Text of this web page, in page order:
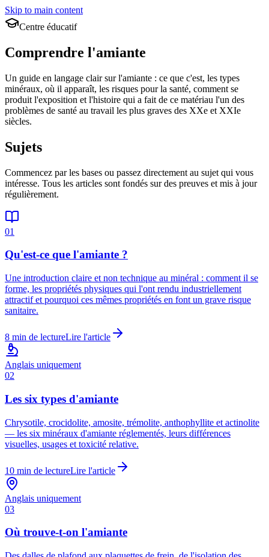
Skip to main content
Centre éducatif
Comprendre l'amiante
Un guide en langage clair sur l'amiante : ce que c'est, les types
minéraux, où il apparaît, les risques pour la santé, comment se
produit l'exposition et l'histoire qui a fait de ce matériau l'un des
problèmes de santé au travail les plus graves des XXe et XXIe
siècles.
Sujets
Commencez par les bases ou passez directement au sujet qui vous
intéresse. Tous les articles sont fondés sur des preuves et mis à jour
régulièrement.
01
Qu'est-ce que l'amiante ?
Une introduction claire et non technique au minéral : comment il se
forme, les propriétés physiques qui l'ont rendu industriellement
attractif et pourquoi ces mêmes propriétés en font un grave risque
sanitaire.
8 min de lectureLire l'article
Anglais uniquement
02
Les six types d'amiante
Chrysotile, crocidolite, amosite, trémolite, anthophyllite et actinolite
— les six minéraux d'amiante réglementés, leurs différences
visuelles, usages et toxicité relative.
10 min de lectureLire l'article
Anglais uniquement
03
Où trouve-t-on l'amiante